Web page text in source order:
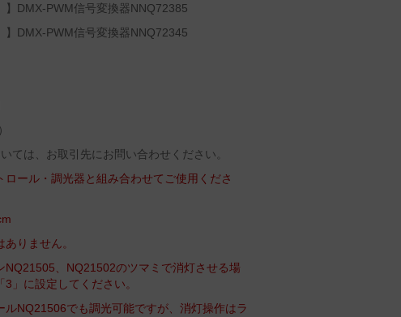
】DMX-PWM信号変換器NNQ72385
】DMX-PWM信号変換器NNQ72345
ては、お取引先にお問い合わせください。
ール・調光器と組み合わせてご使用くださ
りません。
、NQ21502のツマミで消灯させる場
」に設定してください。
NQ21506でも調光可能ですが、消灯操作はラ